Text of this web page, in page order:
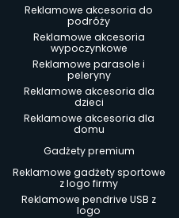
Reklamowe akcesoria do
podróży
Reklamowe akcesoria
wypoczynkowe
Reklamowe parasole i
peleryny
Reklamowe akcesoria dla
dzieci
Reklamowe akcesoria dla
domu
Gadżety premium
Reklamowe gadżety sportowe
z logo firmy
Reklamowe pendrive USB z
logo